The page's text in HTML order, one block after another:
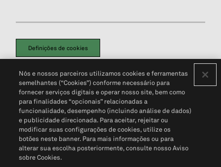
Definições de cookies
Política de PrivacidadePortal de privacidade do cliente (em inglês)
Não Venda Minhas Informações Pessoais© 2026 S&P Global
Nós e nossos parceiros utilizamos cookies e ferramentas
semelhantes (“Cookies”) conforme necessário para
fornecer serviços digitais e operar nosso site, bem como
para finalidades “opcionais” relacionadas a
funcionalidade, desempenho (incluindo análise de dados)
e publicidade direcionada. Para aceitar, rejeitar ou
modificar suas configurações de cookies, utilize os
botões neste banner. Para mais informações ou para
alterar sua escolha posteriormente, consulte nosso Aviso
sobre Cookies.